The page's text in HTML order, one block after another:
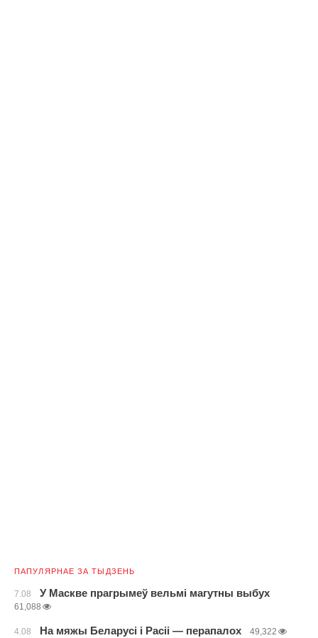
ПАПУЛЯРНАЕ ЗА ТЫДЗЕНЬ
7.08 У Маскве прагрымеў вельмі магутны выбух
61,088
4.08 На мяжы Беларусі і Расіі — перапалох 49,322